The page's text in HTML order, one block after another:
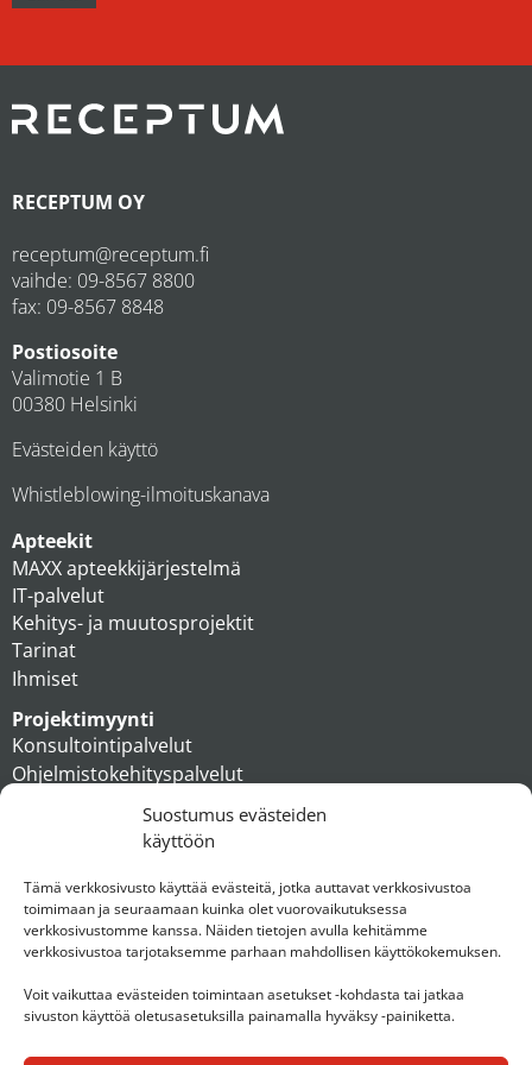
Suostumus evästeiden
käyttöön
Tämä verkkosivusto käyttää evästeitä, jotka auttavat verkkosivustoa
toimimaan ja seuraamaan kuinka olet vuorovaikutuksessa
verkkosivustomme kanssa. Näiden tietojen avulla kehitämme
verkkosivustoa tarjotaksemme parhaan mahdollisen käyttökokemuksen.
Voit vaikuttaa evästeiden toimintaan asetukset -kohdasta tai jatkaa
sivuston käyttöä oletusasetuksilla painamalla hyväksy -painiketta.
RECEPTUM OY
receptum@receptum.fi
vaihde: 09-8567 8800
fax: 09-8567 8848
Postiosoite
Valimotie 1 B
00380 Helsinki
Evästeiden käyttö
Whistleblowing-ilmoituskanava
Apteekit
MAXX apteekkijärjestelmä
IT-palvelut
Kehitys- ja muutosprojektit
Tarinat
Ihmiset
Projektimyynti
Konsultointipalvelut
Ohjelmistokehityspalvelut
Ihmiset
Konserni
Ota yhteyttä